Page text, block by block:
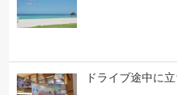
ドライブ途中に